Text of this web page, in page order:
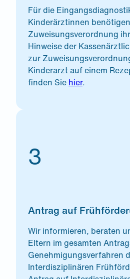
Für die
Kinderärztinnen
Zuweisungsverordnung
Hinweise der
zur
Kinderarzt auf einem
finden Sie hier.
3
Antrag auf
Wir informieren, beraten
Eltern im gesamten
Genehmigungsverfahren
Interdisziplinären